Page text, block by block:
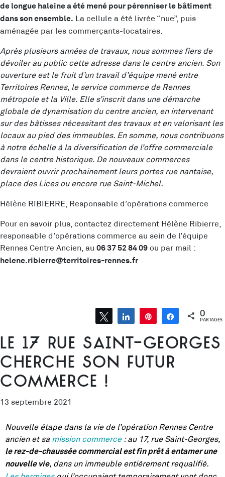
de longue haleine a été mené pour pérenniser le bâtiment
dans son ensemble. La cellule a été livrée “nue”, puis
aménagée par les commerçants-locataires.
Après plusieurs années de travaux, nous sommes fiers de
dévoiler au public cette adresse dans le centre ancien. Son
ouverture est le fruit d’un travail d’équipe mené entre
Territoires Rennes, le service commerce de Rennes
métropole et la Ville. Elle s’inscrit dans une démarche
globale de dynamisation du centre ancien, en intervenant
sur des bâtisses nécessitant des travaux et en valorisant les
locaux au pied des immeubles. En somme, nous contribuons
à notre échelle à la diversification de l’offre commerciale
dans le centre historique. De nouveaux commerces
devraient ouvrir prochainement leurs portes rue nantaise,
place des Lices ou encore rue Saint-Michel.
Hélène RIBIERRE, Responsable d’opérations commerce
Pour en savoir plus, contactez directement Hélène Ribierre,
responsable d’opérations commerce au sein de l’équipe
Rennes Centre Ancien, au 06 37 52 84 09 ou par mail :
helene.ribierre@territoires-rennes.fr
Tweetez Partagez Épingle Partagez
0
PARTAGES
Le 17 rue Saint-Georges
cherche son futur
commerce !
13 septembre 2021
Nouvelle étape dans la vie de l’opération Rennes Centre
ancien et sa mission commerce: au 17, rue Saint-Georges,
le rez-de-chaussée commercial est fin prêt à entamer une
nouvelle vie, dans un immeuble entièrement requalifié.